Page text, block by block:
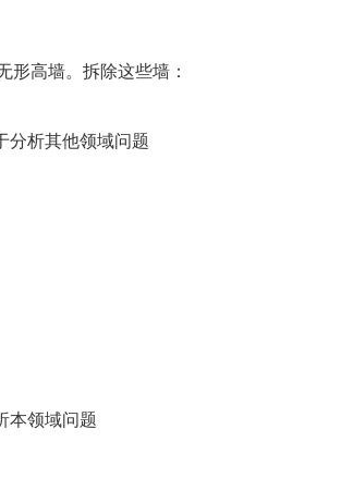
高墙。拆除这些墙：
分析其他领域问题
本领域问题